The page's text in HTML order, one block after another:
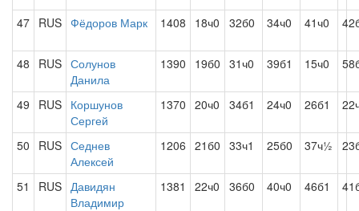
47 RUS Фёдоров Марк 1408 18ч0 32б0 34ч0 41ч0
48 RUS Солунов
Данила
1390 19б0 31ч0 39б1 15ч0
49 RUS Коршунов
Сергей
1370 20ч0 34б1 24ч0 26б1
50 RUS Седнев
Алексей
1206 21б0 33ч1 25б0 37ч½
51 RUS Давидян
Владимир
1381 22ч0 36б0 40ч0 46б1